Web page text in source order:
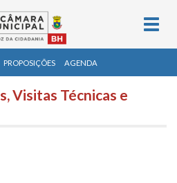
PROPOSIÇÕES AGENDA
Visitas Técnicas e